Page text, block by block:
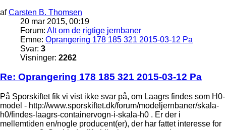
afCarsten B. Thomsen
20 mar 2015, 00:19
Forum: Alt om de rigtige jernbaner
Emne: Oprangering 178 185 321 2015-03-12 Pa
Svar: 3
Visninger: 2262
Re: Oprangering 178 185 321 2015-03-12 Pa
På Sporskiftet fik vi vist ikke svar på, om Laagrs findes som H0-
model - http://www.sporskiftet.dk/forum/modeljernbaner/skala-
h0/findes-laagrs-containervogn-i-skala-h0 . Er der i
mellemtiden en/nogle producent(er), der har fattet interesse for